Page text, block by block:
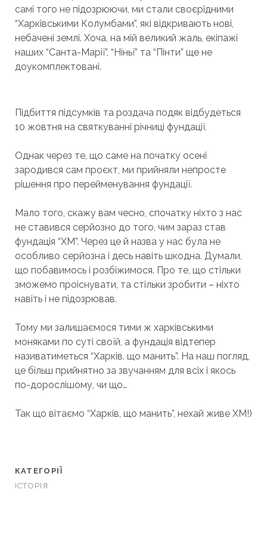
самі того не підозрюючи, ми стали своєрідними
“Харківськими Колумбами”, які відкривають нові,
небачені землі. Хоча, на мій великий жаль, екіпажі
наших “Санта-Марії”, “Ніньї” та “Пінти” ще не
доукомплектовані.
Підбиття підсумків та роздача подяк відбудеться
10 жовтня на святкуванні річниці фундації.
Однак через те, що саме на початку осені
зародився сам проєкт, ми прийняли непросте
рішення про перейменування фундації.
Мало того, скажу вам чесно, спочатку ніхто з нас
не ставився серйозно до того, чим зараз став
фундація “ХМ”. Через це й назва у нас була не
особливо серйозна і десь навіть шкодна. Думали,
що побавимось і розбіжимося. Про те, що стільки
зможемо проіснувати, та стільки зробити – ніхто
навіть і не підозрював.
Тому ми залишаємося тими ж харківськими
моняками по суті своїй, а фундація відтепер
називатиметься “Харків, що манить”. На наш погляд,
це більш прийнятно за звучанням для всіх і якось
по-дорослішому, чи що…
Так що вітаємо “Харків, що манить”, нехай живе ХМ!)
КАТЕГОРІЇ
ІСТОРІЯ